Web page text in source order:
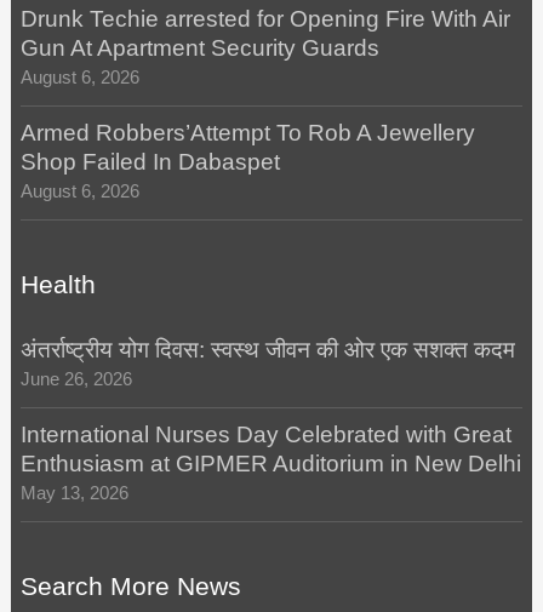
Drunk Techie arrested for Opening Fire With Air
Gun At Apartment Security Guards
August 6, 2026
Armed Robbers’Attempt To Rob A Jewellery
Shop Failed In Dabaspet
August 6, 2026
Health
अंतर्राष्ट्रीय योग दिवस: स्वस्थ जीवन की ओर एक सशक्त कदम
June 26, 2026
International Nurses Day Celebrated with Great
Enthusiasm at GIPMER Auditorium in New Delhi
May 13, 2026
Search More News